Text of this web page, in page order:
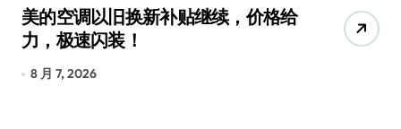
的空调以旧换新补贴继续，价格给
，极速闪装！
月 7, 2026
追觅
4000